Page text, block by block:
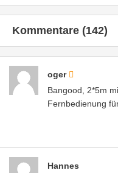
Kommentare (142)
oger
Bangood, 2*5m
Fernbedienung
Hannes